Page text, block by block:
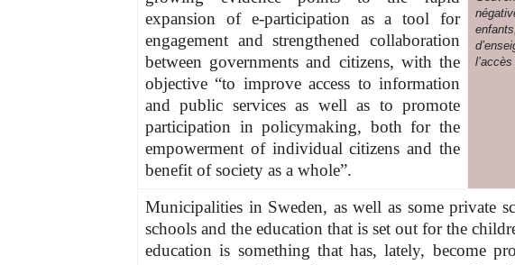
expansion of e-participation as a tool for
engagement and strengthened collaboration
between governments and citizens, with the
objective “to improve access to information
and public services as well as to promote
participation in policymaking, both for the
empowerment of individual citizens and the
benefit of society as a whole”.
Municipalities in Sweden, as well as some private
schools and the education that is set out for the
education is something that has, lately, become